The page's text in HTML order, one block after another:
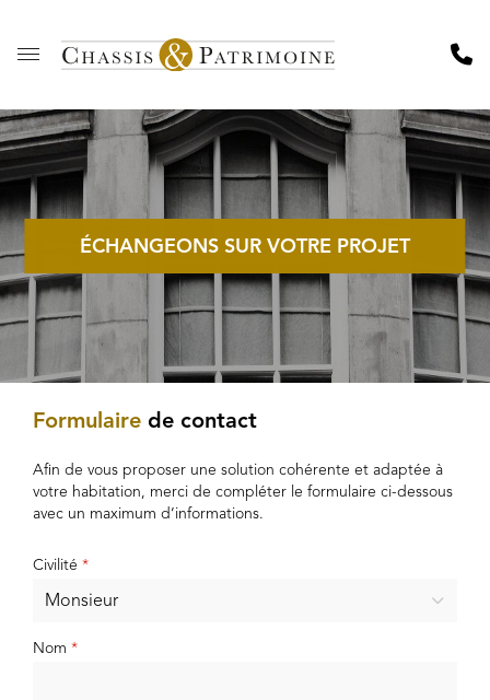
ÉCHANGEONS SUR VOTRE PROJET
Formulaire de contact
Afin de vous proposer une solution cohérente et adaptée à
votre habitation, merci de compléter le formulaire ci-dessous
avec un maximum d’informations.
Civilité *
Nom *